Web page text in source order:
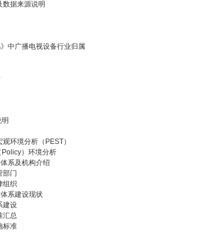
据来源说明
中广播电视设备行业归属
环境分析（PEST）
）环境分析
系及机构介绍
部门
组织
系建设现状
建设
汇总
标准